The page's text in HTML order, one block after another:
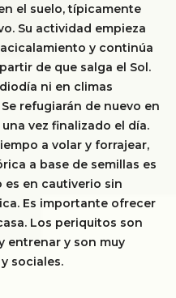
el suelo, típicamente
Su actividad empieza
y continúa
de que salga el Sol.
ni en climas
refugiarán de nuevo en
vez finalizado el día.
a volar y forrajear,
a base de semillas es
es en cautiverio sin
Es importante ofrecer
Los periquitos son
entrenar y son muy
sociales.